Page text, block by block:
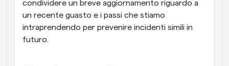
Webhook
Ricevi una notifica quando succede qualcosa
condividere un breve aggiornamento riguardo a
un recente guasto e i passi che stiamo
intraprendendo per prevenire incidenti simili in
futuro.